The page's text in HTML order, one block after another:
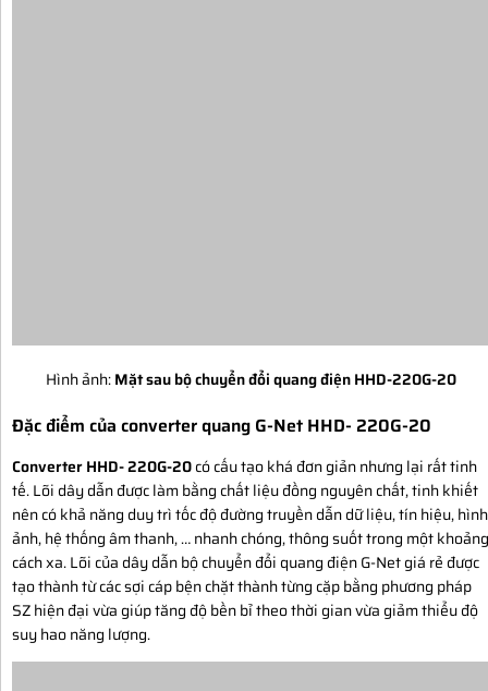
Hình ảnh:Mặt sau bộ chuyển đổi quang điện HHD-220G-20
Đặc điểm của converter quang G-Net HHD- 220G-20
Converter HHD- 220G-20có cấu tạo khá đơn giản nhưng lại rất tinh
tế. Lõi dây dẫn được làm bằng chất liệu đồng nguyên chất, tinh khiết
nên có khả năng duy trì tốc độ đường truyền dẫn dữ liệu, tín hiệu, hình
ảnh, hệ thống âm thanh, … nhanh chóng, thông suốt trong một khoảng
cách xa. Lõi của dây dẫn bộ chuyển đổi quang điện G-Net giá rẻ được
tạo thành từ các sợi cáp bện chặt thành từng cặp bằng phương pháp
SZ hiện đại vừa giúp tăng độ bền bỉ theo thời gian vừa giảm thiểu độ
suy hao năng lượng.